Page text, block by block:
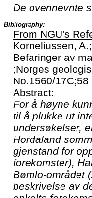
De ovennevnte
Bibliography:
From NGU's
Korneliussen,
Befaringer av
;Norges
No.1560/17C;58
Abstract:
For å høyne
til å plukke ut
undersøkelser,
Hordaland
gjenstand for
forekomster),
Bømlo-området
beskrivelse av